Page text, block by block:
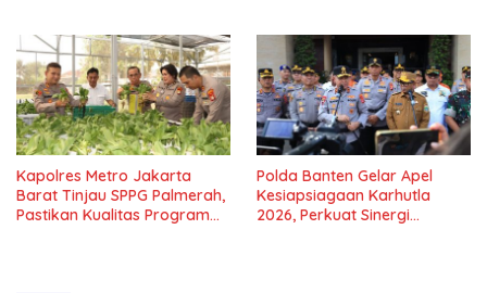
Kapolres Metro Jakarta
Barat Tinjau SPPG Palmerah,
Pastikan Kualitas Program
Polda Banten Gelar Apel
Kesiapsiagaan Karhutla
2026, Perkuat Sinergi